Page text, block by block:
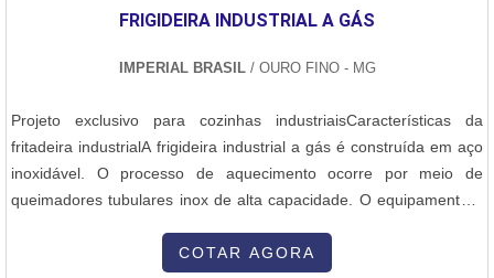
FRIGIDEIRA INDUSTRIAL A GÁS
IMPERIAL BRASIL/ OURO FINO - MG
Projeto exclusivo para cozinhas industriaisCaracterísticas da
fritadeira industrialA frigideira industrial a gás é construída em aço
inoxidável. O processo de aquecimento ocorre por meio de
queimadores tubulares inox de alta capacidade. O equipamento é
segurança contra vazamento de gás, com chama piloto e
COTAR AGORA